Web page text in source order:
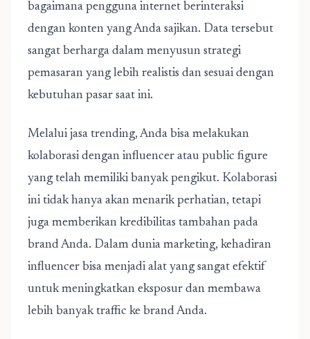
bagaimana pengguna internet berinteraksi
dengan konten yang Anda sajikan. Data tersebut
sangat berharga dalam menyusun strategi
pemasaran yang lebih realistis dan sesuai dengan
kebutuhan pasar saat ini.
Melalui jasa trending, Anda bisa melakukan
kolaborasi dengan influencer atau public figure
yang telah memiliki banyak pengikut. Kolaborasi
ini tidak hanya akan menarik perhatian, tetapi
juga memberikan kredibilitas tambahan pada
brand Anda. Dalam dunia marketing, kehadiran
influencer bisa menjadi alat yang sangat efektif
untuk meningkatkan eksposur dan membawa
lebih banyak traffic ke brand Anda.